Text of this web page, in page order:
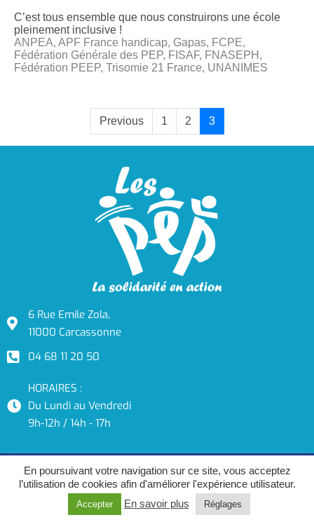
C’est tous ensemble que nous construirons une école
pleinement inclusive !
ANPEA, APF France handicap, Gapas, FCPE,
Fédération Générale des PEP, FISAF, FNASEPH,
Fédération PEEP, Trisomie 21 France, UNANIMES
Previous 1 2 3
6 Rue Emile Zola,
11000 Carcassonne
04 68 11 20 50
HORAIRES :
Du Lundi au Vendredi
9h-12h / 14h - 17h
Mentions légales – protection des données
En poursuivant votre navigation sur ce site, vous acceptez
l’utilisation de cookies afin d'améliorer l'expérience utilisateur.
Accepter En savoir plus Réglages